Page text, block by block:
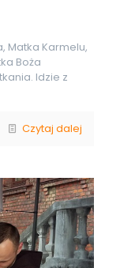
Matka Karmelu,
Boża
Idzie z
Czytaj dalej